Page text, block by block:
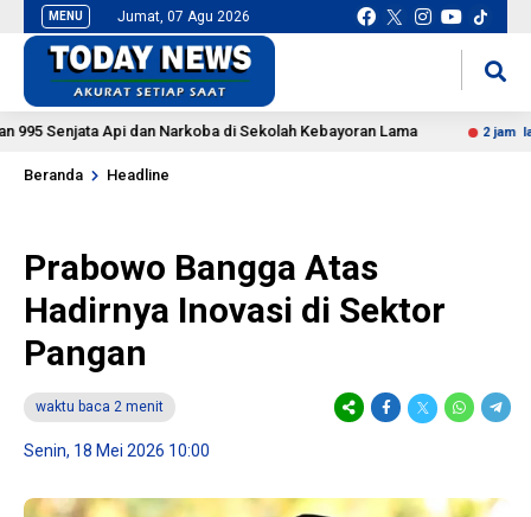
MENU Jumat, 07 Agu 2026
Api dan Narkoba di Sekolah Kebayoran Lama 2 jam lalu
Beranda Headline
Prabowo Bangga Atas
Hadirnya Inovasi di Sektor
Pangan
waktu baca 2 menit
Senin, 18 Mei 2026 10:00